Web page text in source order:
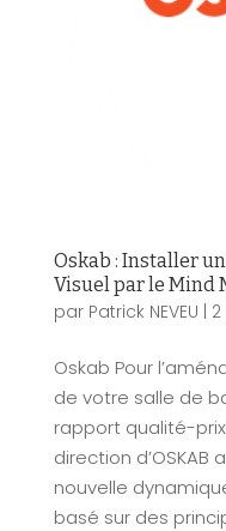
Oskab : Installer
Visuel par le Mind
par Patrick NEVEU | 2
Oskab Pour
de votre salle de
rapport qualité-
direction
nouvelle
basé sur des